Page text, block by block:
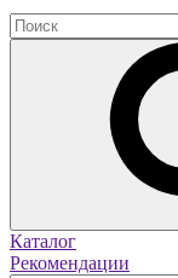
Каталог
Рекомендации